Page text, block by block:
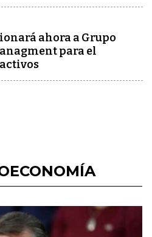
ahora a Grupo
para el